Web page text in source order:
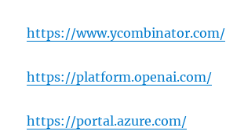
https://www.ycombinator.com/
https://platform.openai.com/
https://portal.azure.com/